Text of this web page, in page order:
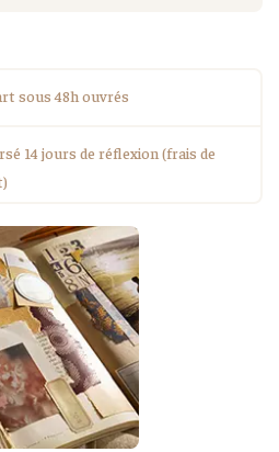
sous 48h ouvrés
14 jours de réflexion (frais de